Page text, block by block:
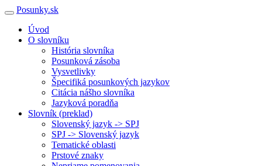
Posunky.sk
Úvod
O slovníku
História slovníka
Posunková zásoba
Vysvetlivky
Špecifiká posunkových jazykov
Citácia nášho slovníka
Jazyková poradňa
Slovník (preklad)
Slovenský jazyk -> SPJ
SPJ -> Slovenský jazyk
Tematické oblasti
Prstové znaky